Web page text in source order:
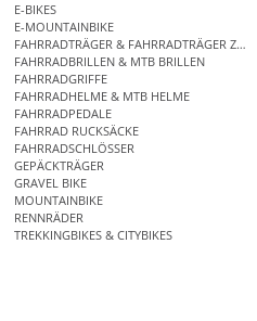
E-BIKES
E-MOUNTAINBIKE
FAHRRADTRÄGER & FAHRRADTRÄGER
FAHRRADBRILLEN & MTB BRILLEN
FAHRRADGRIFFE
FAHRRADHELME & MTB HELME
FAHRRADPEDALE
FAHRRAD RUCKSÄCKE
FAHRRADSCHLÖSSER
GEPÄCKTRÄGER
GRAVEL BIKE
MOUNTAINBIKE
RENNRÄDER
TREKKINGBIKES & CITYBIKES